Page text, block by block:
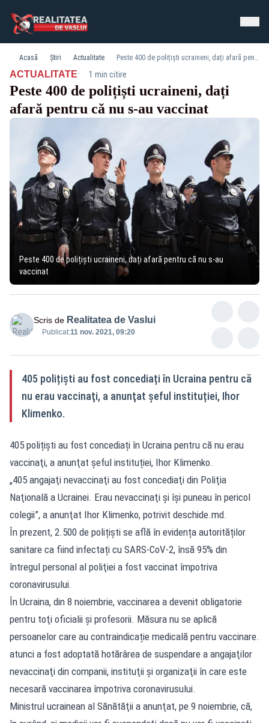
Acasă Știri Actualitate Peste 400 de polițiști ucraineni, dați afară pentru că nu s-au vaccinat
ACTUALITATE· 1 min citire
Peste 400 de polițiști ucraineni, dați
afară pentru că nu s-au vaccinat
Peste 400 de polițiști ucraineni, dați afară pentru că nu s-au
vaccinat
Scris de Realitatea de Vaslui
Publicat:11 nov. 2021, 09:20
405 polițiști au fost concediați în Ucraina pentru că
nu erau vaccinaţi, a anunţat şeful instituției, Ihor
Klimenko.
405 polițiști au fost concediați în Ucraina pentru că nu erau
vaccinaţi, a anunţat şeful instituției, Ihor Klimenko.
„405 angajaţi nevaccinaţi au fost concediaţi din Poliţia
Naţională a Ucrainei. Erau nevaccinaţi şi îşi puneau în pericol
colegii”, a anunţat Ihor Klimenko, potrivit deschide.md.
În prezent, 2.500 de polițiști se află în evidența autorităților
sanitare ca fiind infectați cu SARS-CoV-2, însă 95% din
întregul personal al poliţiei a fost vaccinat împotriva
coronavirusului.
În Ucraina, din 8 noiembrie, vaccinarea a devenit obligatorie
pentru toţi oficialii şi profesorii. Măsura nu se aplică
persoanelor care au contraindicație medicală pentru vaccinare.
atunci a fost adoptată hotărârea de suspendare a angajaţilor
nevaccinaţi din companii, instituţii şi organizaţii în care este
necesară vaccinarea împotriva coronavirusului.
Ministrul ucrainean al Sănătăţii a anunţat, pe 9 noiembrie, că,